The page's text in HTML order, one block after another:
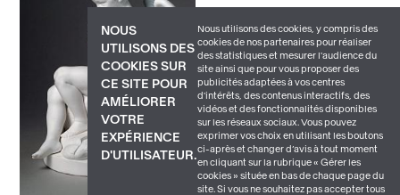
NOUS
UTILISONS DES
COOKIES SUR
CE SITE POUR
AMÉLIORER
VOTRE
EXPÉRIENCE
D'UTILISATEUR.
Nous utilisons des cookies, y compris des
cookies de nos partenaires pour réaliser
des statistiques et mesurer l'audience du
site ainsi que pour vous proposer des
publicités adaptées à vos centres
d'intérêts, des contenus interactifs, des
vidéos et des fonctionnalités disponibles
sur les réseaux sociaux. Vous pouvez
exprimer vos choix en utilisant les boutons
ci-après et changer d’avis à tout moment
en cliquant sur la rubrique « Gérer les
cookies » située en bas de chaque page du
site. Si vous ne souhaitez pas accepter tous